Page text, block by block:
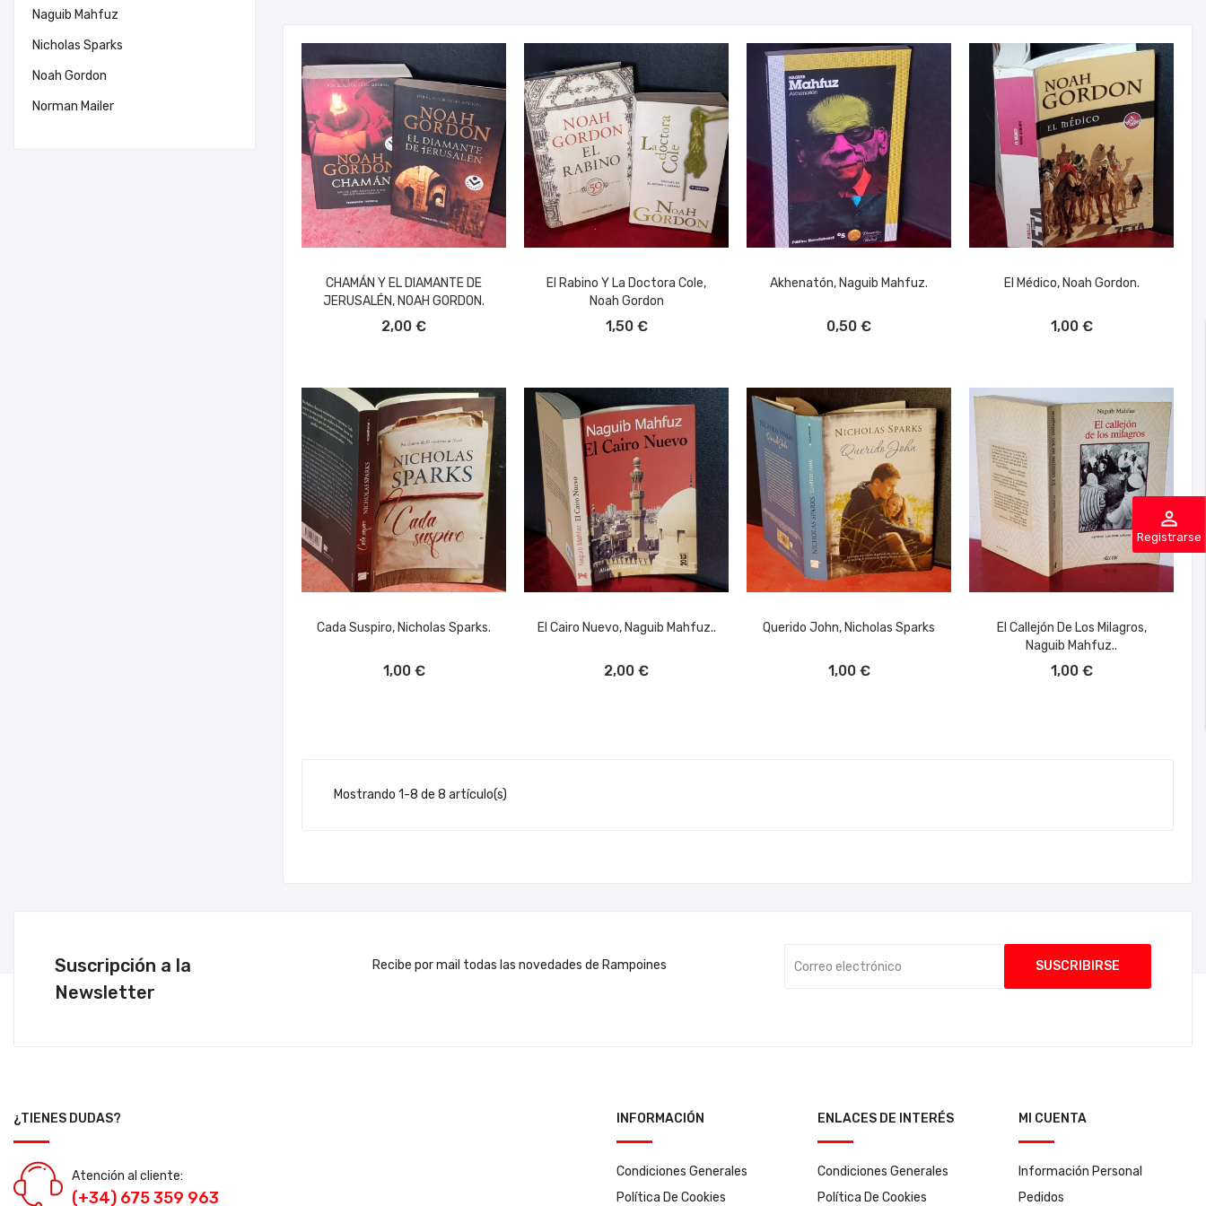
perm_identity
Registrarse
Naguib Mahfuz
Nicholas Sparks
Noah Gordon
Norman Mailer
CHAMÁN Y EL DIAMANTE DE
JERUSALÉN, NOAH GORDON.
2,00 €
El Rabino Y La Doctora Cole,
Noah Gordon
1,50 €
Akhenatón, Naguib Mahfuz.
0,50 €
El Médico, Noah Gordon.
1,00 €
Cada Suspiro, Nicholas Sparks.
1,00 €
El Cairo Nuevo, Naguib Mahfuz..
2,00 €
Querido John, Nicholas Sparks
1,00 €
El Callejón De Los Milagros,
Naguib Mahfuz..
1,00 €
Mostrando 1-8 de 8 artículo(s)
Suscripción a la
Newsletter
Recibe por mail todas las novedades de Rampoines
¿TIENES DUDAS?
Atención al cliente:
(+34) 675 359 963
INFORMACIÓN
Condiciones Generales
Política De Cookies
ENLACES DE INTERÉS
Condiciones Generales
Política De Cookies
MI CUENTA
Información Personal
Pedidos